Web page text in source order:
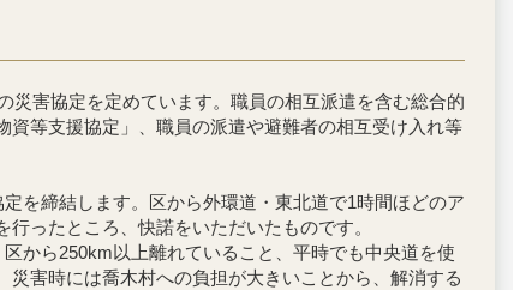
害協定を定めています。職員の相互派遣を含む総合的
等支援協定」、職員の派遣や避難者の相互受け入れ等
を締結します。区から外環道・東北道で1時間ほどのア
ったところ、快諾をいただいたものです。
から250km以上離れていること、平時でも中央道を使
害時には喬木村への負担が大きいことから、解消する